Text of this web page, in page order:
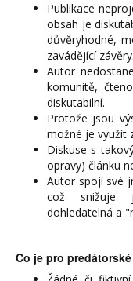
Publikace
obsah je
důvěryhodné,
zavádějící závěry.
Autor
komunitě,
diskutabilní.
Protože jsou
možné je využít
Diskuse s
opravy) článku
Autor spojí své
což snižuje
dohledatelná a
Co je pro